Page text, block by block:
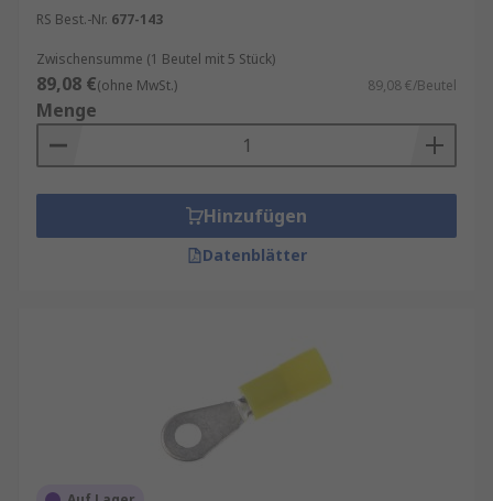
RS Best.-Nr. 677-143
Zwischensumme (1 Beutel mit 5 Stück)
89,08 €(ohne MwSt.) 89,08 €/Beutel
Menge
Hinzufügen
Datenblätter